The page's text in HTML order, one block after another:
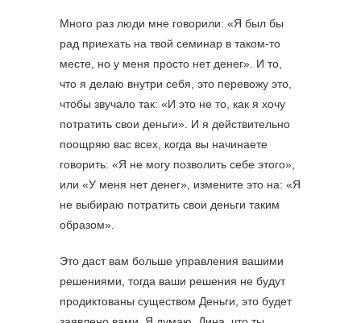
Много раз люди мне говорили: «Я был бы
рад приехать на твой семинар в таком-то
месте, но у меня просто нет денег». И то,
что я делаю внутри себя, это перевожу это,
чтобы звучало так: «И это не то, как я хочу
потратить свои деньги». И я действительно
поощряю вас всех, когда вы начинаете
говорить: «Я не могу позволить себе этого»,
или «У меня нет денег», измените это на: «Я
не выбираю потратить свои деньги таким
образом».
Это даст вам больше управления вашими
решениями, тогда ваши решения не будут
продиктованы существом Деньги, это будет